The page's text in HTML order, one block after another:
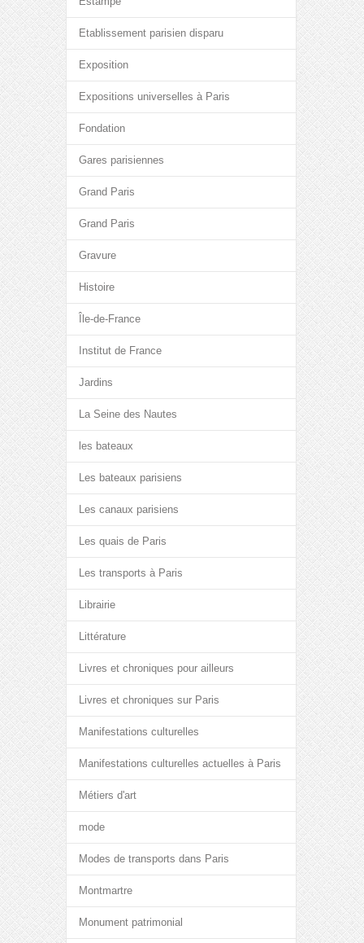
Etablissement parisien disparu
Exposition
Expositions universelles à Paris
Fondation
Gares parisiennes
Grand Paris
Grand Paris
Gravure
Histoire
Île-de-France
Institut de France
Jardins
La Seine des Nautes
les bateaux
Les bateaux parisiens
Les canaux parisiens
Les quais de Paris
Les transports à Paris
Librairie
Littérature
Livres et chroniques pour ailleurs
Livres et chroniques sur Paris
Manifestations culturelles
Manifestations culturelles actuelles à Paris
Métiers d'art
mode
Modes de transports dans Paris
Montmartre
Monument patrimonial